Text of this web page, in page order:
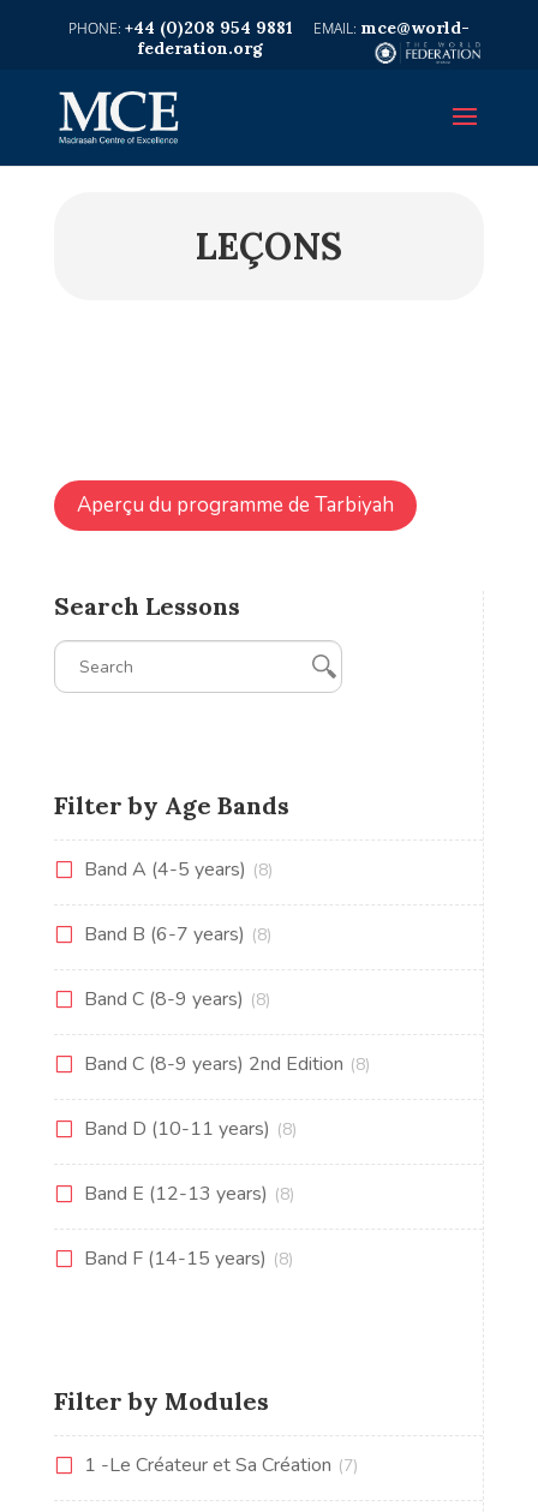
+44 (0)208 954 9881
mce@world-
federation.org
LEÇONS
Aperçu du programme de Tarbiyah
Search Lessons
Filter by Age Bands
Band A (4-5 years) (8)
Band B (6-7 years) (8)
Band C (8-9 years) (8)
Band C (8-9 years) 2nd Edition (8)
Band D (10-11 years) (8)
Band E (12-13 years) (8)
Band F (14-15 years) (8)
Filter by Modules
1 -Le Créateur et Sa Création (7)